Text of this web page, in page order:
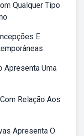
Qualquer Tipo
E
Apresenta Uma
Relação Aos
Apresenta O